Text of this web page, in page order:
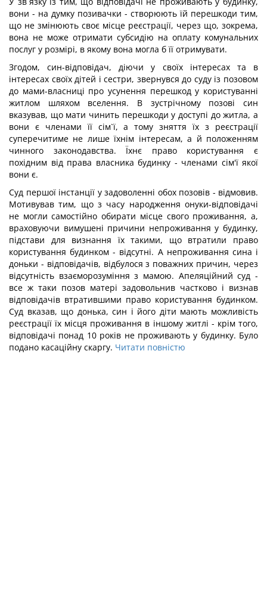
вони - на думку позивачки - створюють їй перешкоди тим,
що не змінюють своє місце реєстрації, через що, зокрема,
вона не може отримати субсидію на оплату комунальних
послуг у розмірі, в якому вона могла б її отримувати.
Згодом, син-відповідач, діючи у своїх інтересах та в
інтересах своїх дітей і сестри, звернувся до суду із позовом
до мами-власниці про усунення перешкод у користуванні
житлом шляхом вселення. В зустрічному позові син
вказував, що мати чинить перешкоди у доступі до житла, а
вони є членами її сім`ї, а тому зняття їх з реєстрації
суперечитиме не лише їхнім інтересам, а й положенням
чинного законодавства. Їхнє право користування є
похідним від права власника будинку - членами сім'ї якої
вони є.
Суд першої інстанції у задоволенні обох позовів - відмовив.
Мотивував тим, що з часу народження онуки-відповідачі
не могли самостійно обирати місце свого проживання, а,
враховуючи вимушені причини непроживання у будинку,
підстави для визнання їх такими, що втратили право
користування будинком - відсутні. А непроживання сина і
доньки - відповідачів, відбулося з поважних причин, через
відсутність взаєморозуміння з мамою. Апеляційний суд -
все ж таки позов матері задовольнив частково і визнав
відповідачів втратившими право користування будинком.
Суд вказав, що донька, син і його діти мають можливість
реєстрації їх місця проживання в іншому житлі - крім того,
відповідачі понад 10 років не проживають у будинку. Було
подано касаційну скаргу. Читати повністю